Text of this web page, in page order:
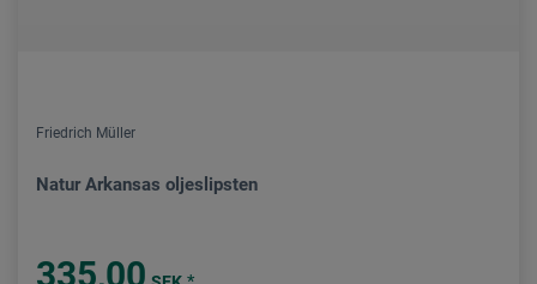
Friedrich Müller
Natur Arkansas oljeslipsten
335,00